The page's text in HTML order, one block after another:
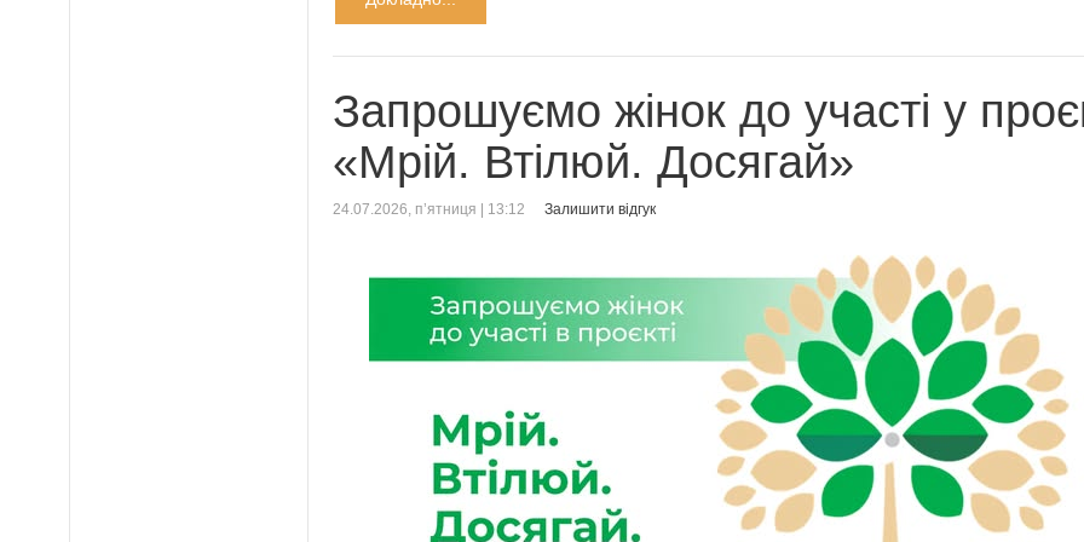
Запрошуємо жінок до участі у
«Мрій. Втілюй. Досягай»
24.07.2026, п’ятниця | 13:12 Залишити відгук